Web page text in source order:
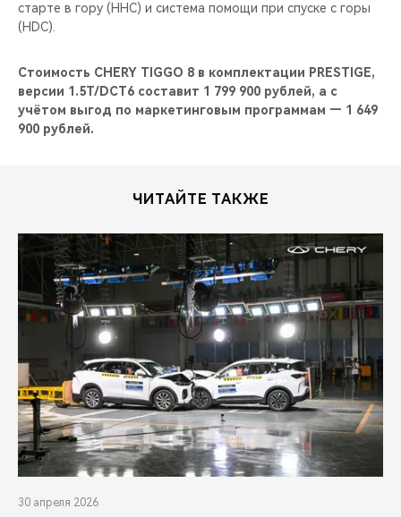
старте в гору (HHC) и система помощи при спуске с горы
(HDC).
Стоимость CHERY TIGGO 8 в комплектации PRESTIGE,
версии 1.5T/DCT6 составит 1 799 900 рублей, а с
учётом выгод по маркетинговым программам — 1 649
900 рублей.
ЧИТАЙТЕ ТАКЖЕ
30 апреля 2026